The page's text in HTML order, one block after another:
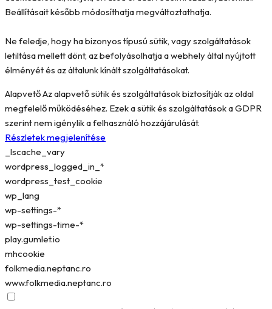
Beállításait később módosíthatja megváltoztathatja.
Ne feledje, hogy ha bizonyos típusú sütik, vagy szolgáltatások
letiltása mellett dönt, az befolyásolhatja a webhely által nyújtott
élményét és az általunk kínált szolgáltatásokat.
AlapvetőAz alapvető sütik és szolgáltatások biztosítják az oldal
megfelelő működéséhez. Ezek a sütik és szolgáltatások a GDPR
szerint nem igénylik a felhasználó hozzájárulását.
Részletek megjelenítése
_lscache_vary
wordpress_logged_in_*
wordpress_test_cookie
wp_lang
wp-settings-*
wp-settings-time-*
play.gumlet.io
mhcookie
folkmedia.neptanc.ro
www.folkmedia.neptanc.ro